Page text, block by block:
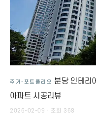
주거-포트폴리오 분당 인테리
아파트 시공리뷰
2026-02-09 · 조회 368